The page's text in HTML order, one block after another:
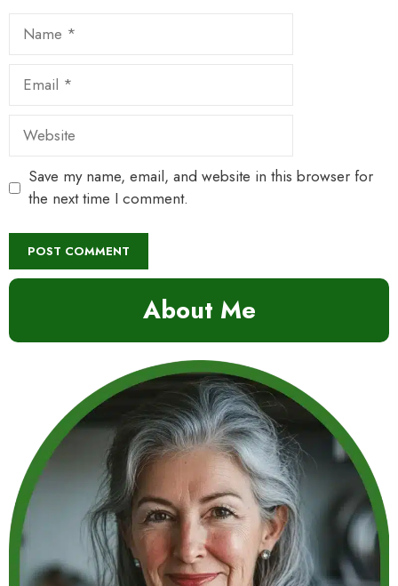
Name
Email
Website
Save my name, email, and website in this browser for
the next time I comment.
About Me